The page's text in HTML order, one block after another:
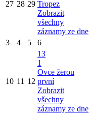
27 28 29 Tropez
Zobrazit
všechny
záznamy ze dne
3 4 5 6
10 11 12
13
1
Ovce žerou
první
Zobrazit
všechny
záznamy ze dne